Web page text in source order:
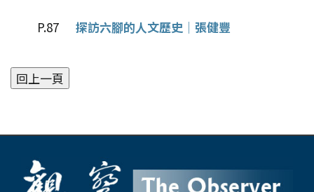
P.87 探訪六腳的人文歷史│張健豐